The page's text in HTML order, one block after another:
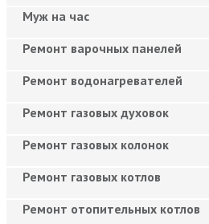
Муж на час
Ремонт варочных панелей
Ремонт водонагревателей
Ремонт газовых духовок
Ремонт газовых колонок
Ремонт газовых котлов
Ремонт отопительных котлов